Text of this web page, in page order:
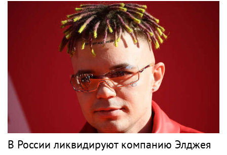
давлением Аллы Пугачёвой на заре
ТИМАТИ